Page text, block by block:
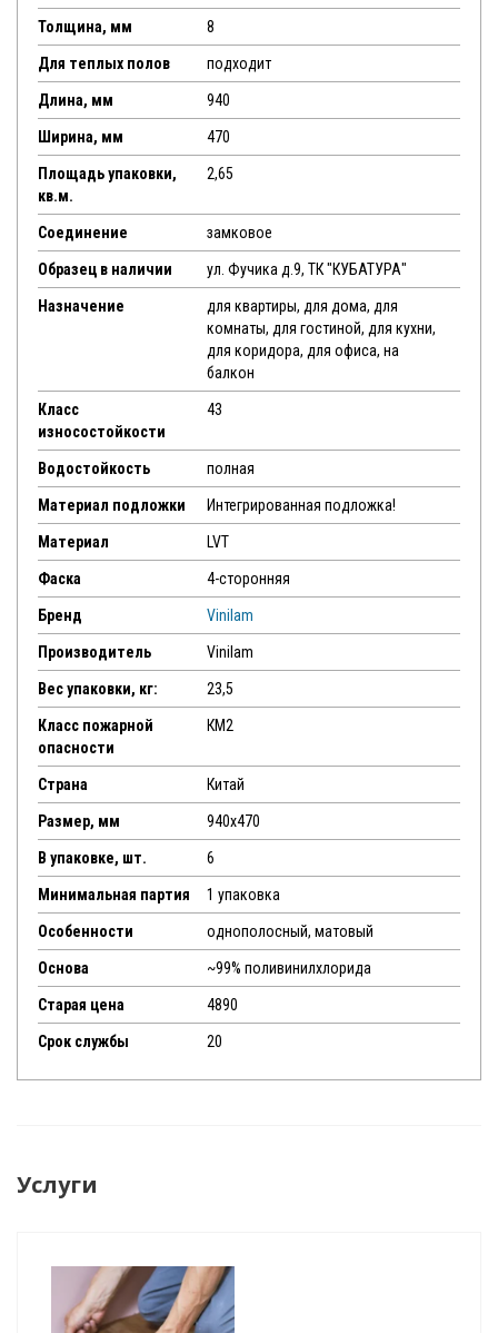
Толщина, мм 8
Для теплых полов подходит
Длина, мм 940
Ширина, мм 470
Площадь упаковки,
кв.м.
2,65
Соединение замковое
Образец в наличии ул. Фучика д.9, ТК "КУБАТУРА"
Назначение
для квартиры, для дома, для
комнаты, для гостиной, для кухни,
для коридора, для офиса, на
балкон
Класс
износостойкости
43
Водостойкость полная
Материал подложки Интегрированная подложка!
Материал LVT
Фаска 4-сторонняя
Бренд Vinilam
Производитель Vinilam
Вес упаковки, кг: 23,5
Класс пожарной
опасности
КМ2
Страна Китай
Размер, мм 940х470
В упаковке, шт. 6
Минимальная партия 1 упаковка
Особенности однополосный, матовый
Основа ~99% поливинилхлорида
Старая цена 4890
Срок службы 20
Услуги